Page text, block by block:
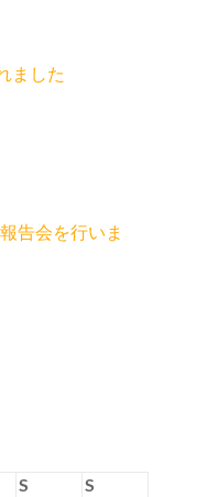
ました
告会を行いま
S
S